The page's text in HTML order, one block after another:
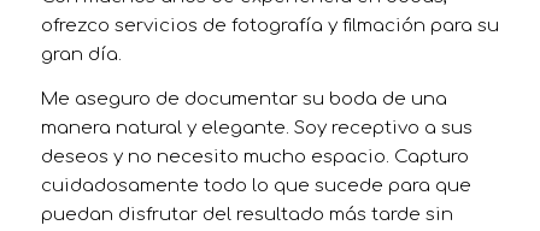
ofrezco servicios de fotografía y filmación para su
gran día.
Me aseguro de documentar su boda de una
manera natural y elegante. Soy receptivo a sus
deseos y no necesito mucho espacio. Capturo
cuidadosamente todo lo que sucede para que
puedan disfrutar del resultado más tarde sin